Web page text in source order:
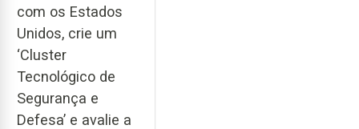
com os Estados
Unidos, crie um
‘Cluster
Tecnológico de
Segurança e
Defesa’ e avalie a